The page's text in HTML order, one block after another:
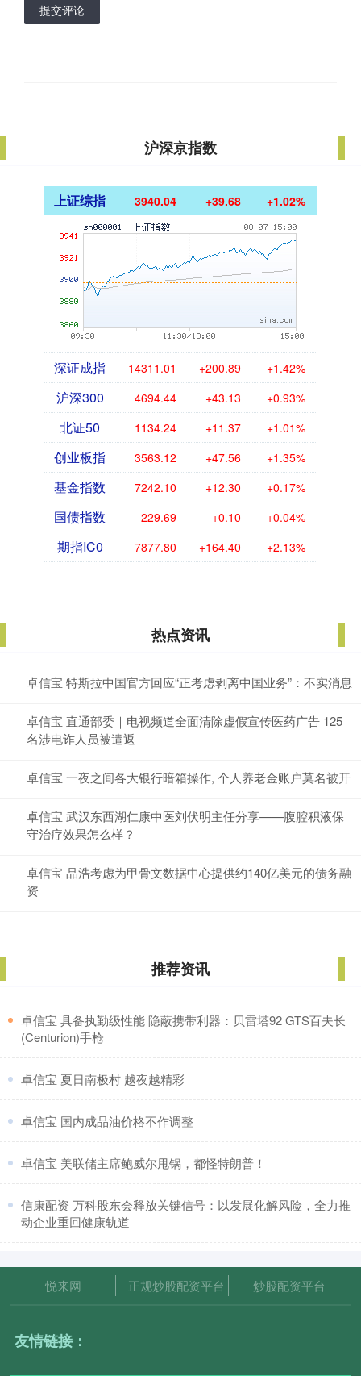
提交评论
沪深京指数
上证综指 3940.04 +39.68 +1.02%
深证成指 14311.01 +200.89 +1.42%
沪深300 4694.44 +43.13 +0.93%
北证50 1134.24 +11.37 +1.01%
创业板指 3563.12 +47.56 +1.35%
基金指数 7242.10 +12.30 +0.17%
国债指数 229.69 +0.10 +0.04%
期指IC0 7877.80 +164.40 +2.13%
热点资讯
卓信宝 特斯拉中国官方回应“正考虑剥离中国业务”：不实消息
卓信宝 直通部委｜电视频道全面清除虚假宣传医药广告 125
名涉电诈人员被遣返
卓信宝 一夜之间各大银行暗箱操作, 个人养老金账户莫名被开
卓信宝 武汉东西湖仁康中医刘伏明主任分享——腹腔积液保
守治疗效果怎么样？
卓信宝 品浩考虑为甲骨文数据中心提供约140亿美元的债务融
资
推荐资讯
​卓信宝 具备执勤级性能 隐蔽携带利器：贝雷塔92 GTS百夫长
(Centurion)手枪
​卓信宝 夏日南极村 越夜越精彩
​卓信宝 国内成品油价格不作调整
​卓信宝 美联储主席鲍威尔甩锅，都怪特朗普！
​信康配资 万科股东会释放关键信号：以发展化解风险，全力推
动企业重回健康轨道
悦来网 正规炒股配资平台 炒股配资平台
友情链接：